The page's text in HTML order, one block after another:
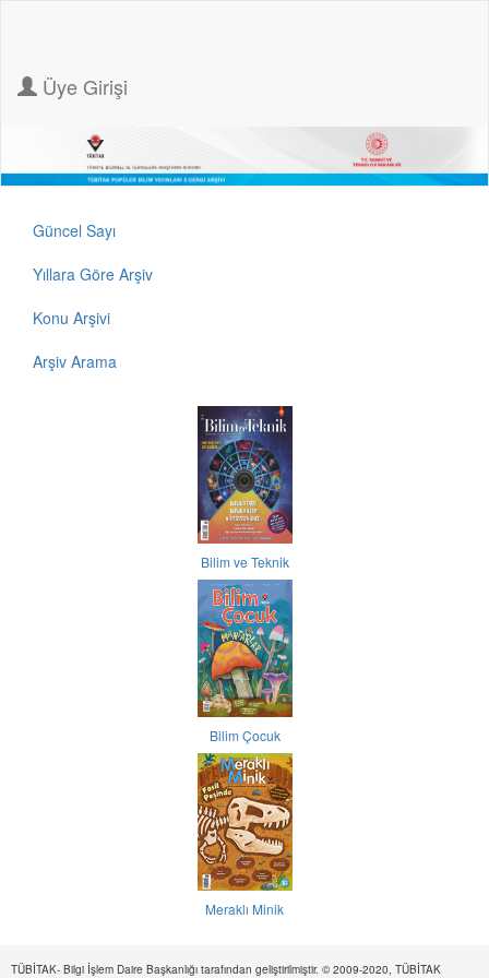
Üye Girişi
Güncel Sayı
Yıllara Göre Arşiv
Konu Arşivi
Arşiv Arama
Bilim ve Teknik
Bilim Çocuk
Meraklı Minik
TÜBİTAK- Bilgi İşlem Daire Başkanlığı tarafından geliştirilmiştir. © 2009-2020, TÜBİTAK